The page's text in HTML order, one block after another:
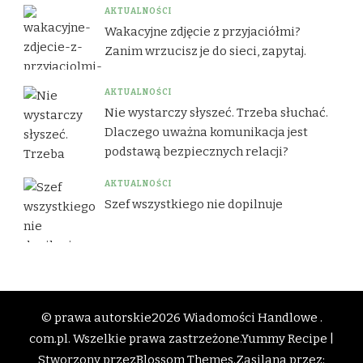
AKTUALNOŚCI
Wakacyjne zdjęcie z przyjaciółmi?
Zanim wrzucisz je do sieci, zapytaj.
AKTUALNOŚCI
Nie wystarczy słyszeć. Trzeba słuchać.
Dlaczego uważna komunikacja jest
podstawą bezpiecznych relacji?
AKTUALNOŚCI
Szef wszystkiego nie dopilnuje
© prawa autorskie2026 Wiadomości Handlowe .
com.pl. Wszelkie prawa zastrzeżone.Yummy Recipe |
Stworzony przezBlossom Themes.Zasilana przez: